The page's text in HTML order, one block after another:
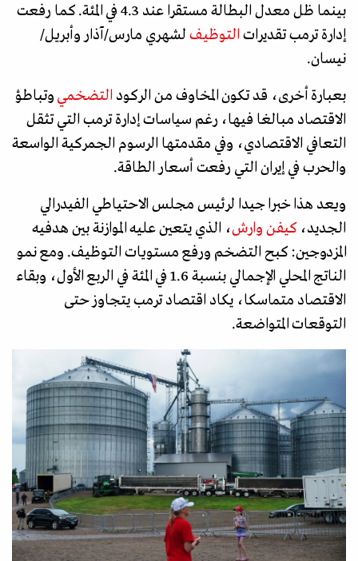
بينما ظل معدل البطالة مستقرا عند 4.3 في المئة. كما رفعت
إدارة ترمب تقديرات التوظيف لشهري مارس/آذار وأبريل/
نيسان.
بعبارة أخرى، قد تكون المخاوف من الركود التضخمي وتباطؤ
الاقتصاد مبالغا فيها، رغم سياسات إدارة ترمب التي تثقل
التعافي الاقتصادي، وفي مقدمتها الرسوم الجمركية الواسعة
والحرب في إيران التي رفعت أسعار الطاقة.
ويعد هذا خبرا جيدا لرئيس مجلس الاحتياطي الفيدرالي
الجديد، كيفن وارش، الذي يتعين عليه الموازنة بين هدفيه
المزدوجين: كبح التضخم ورفع مستويات التوظيف. ومع نمو
الناتج المحلي الإجمالي بنسبة 1.6 في المئة في الربع الأول، وبقاء
الاقتصاد متماسكا، يكاد اقتصاد ترمب يتجاوز حتى
التوقعات المتواضعة.